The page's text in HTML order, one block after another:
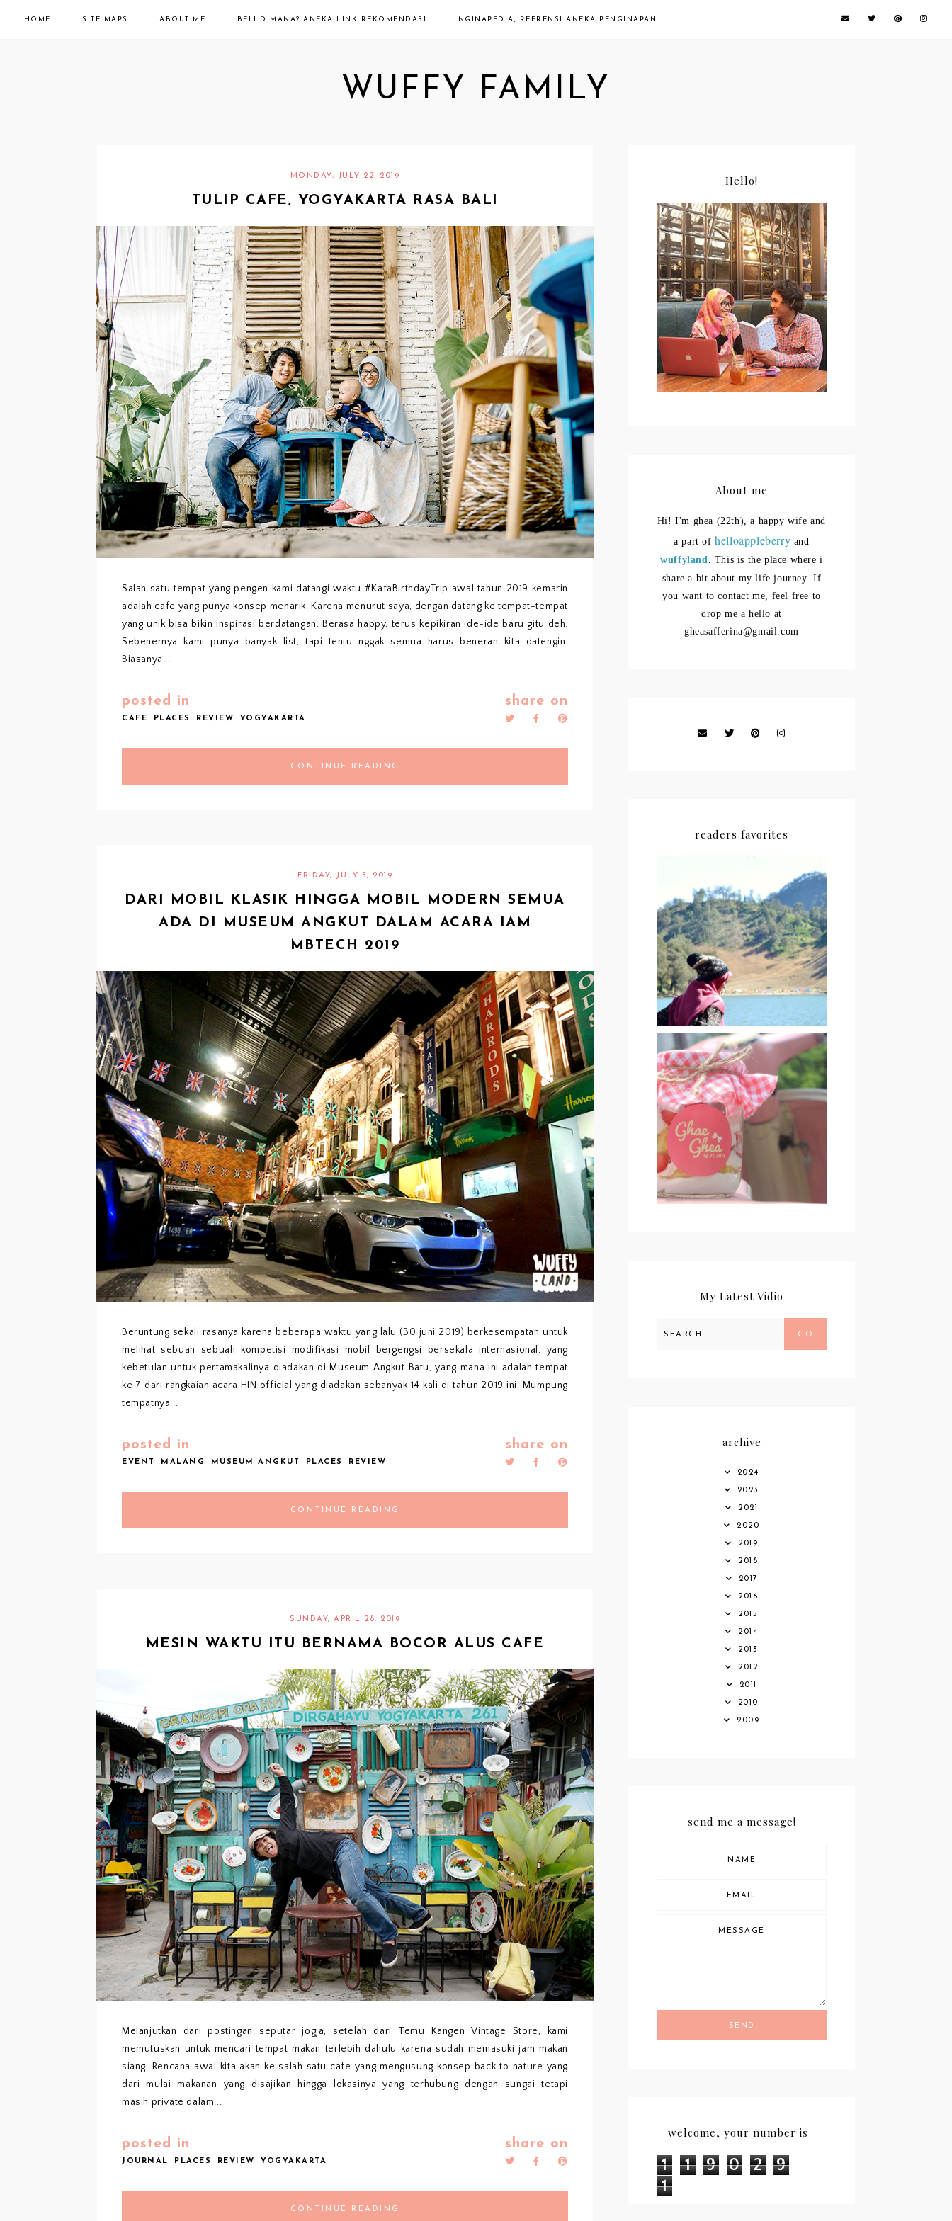
HOME SITE MAPS ABOUT ME BELI DIMANA? ANEKA LINK REKOMENDASI NGINAPEDIA, REFRENSI ANEKA PENGINAPAN
WUFFY FAMILY
MONDAY, JULY 22, 2019
TULIP CAFE, YOGYAKARTA RASA BALI
Salah satu tempat yang pengen kami datangi waktu #KafaBirthdayTrip awal tahun 2019 kemarin
adalah cafe yang punya konsep menarik. Karena menurut saya, dengan datang ke tempat-tempat
yang unik bisa bikin inspirasi berdatangan. Berasa happy, terus kepikiran ide-ide baru gitu deh.
Sebenernya kami punya banyak list, tapi tentu nggak semua harus beneran kita datengin.
Biasanya...
posted in
CAFE PLACES REVIEW YOGYAKARTA
share on
CONTINUE READING
FRIDAY, JULY 5, 2019
DARI MOBIL KLASIK HINGGA MOBIL MODERN SEMUA
ADA DI MUSEUM ANGKUT DALAM ACARA IAM
MBTECH 2019
Beruntung sekali rasanya karena beberapa waktu yang lalu (30 juni 2019) berkesempatan untuk
melihat sebuah sebuah kompetisi modifikasi mobil bergengsi bersekala internasional, yang
kebetulan untuk pertamakalinya diadakan di Museum Angkut Batu, yang mana ini adalah tempat
ke 7 dari rangkaian acara HIN official yang diadakan sebanyak 14 kali di tahun 2019 ini. Mumpung
tempatnya...
posted in
EVENT MALANG MUSEUM ANGKUT PLACES REVIEW
share on
CONTINUE READING
SUNDAY, APRIL 28, 2019
MESIN WAKTU ITU BERNAMA BOCOR ALUS CAFE
Melanjutkan dari postingan seputar jogja, setelah dari Temu Kangen Vintage Store, kami
memutuskan untuk mencari tempat makan terlebih dahulu karena sudah memasuki jam makan
siang. Rencana awal kita akan ke salah satu cafe yang mengusung konsep back to nature yang
dari mulai makanan yang disajikan hingga lokasinya yang terhubung dengan sungai tetapi
masih private dalam...
posted in
JOURNAL PLACES REVIEW YOGYAKARTA
share on
CONTINUE READING
Hello!
About me
Hi! I'm ghea (22th), a happy wife and
a part ofhelloappleberry and
wuffyland. This is the place where i
share a bit about my life journey. If
you want to contact me, feel free to
drop me a hello at
gheasafferina@gmail.com
readers favorites
#NEWCHAPTER 01 : THE
BEGINING OF
EVERYTHINGS
#NEWCHAPTER 02 :
KHITBAH
My Latest Vidio
GO
archive
2024
2023
2021
2020
2019
2018
2017
2016
2015
2014
2013
2012
2011
2010
2009
send me a message!
SEND
welcome, your number is
1 1 9 0 2
9
1